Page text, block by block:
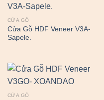
CỬA GỖ
Cửa Gỗ HDF Veneer V3A-
Sapele.
CỬA GỖ